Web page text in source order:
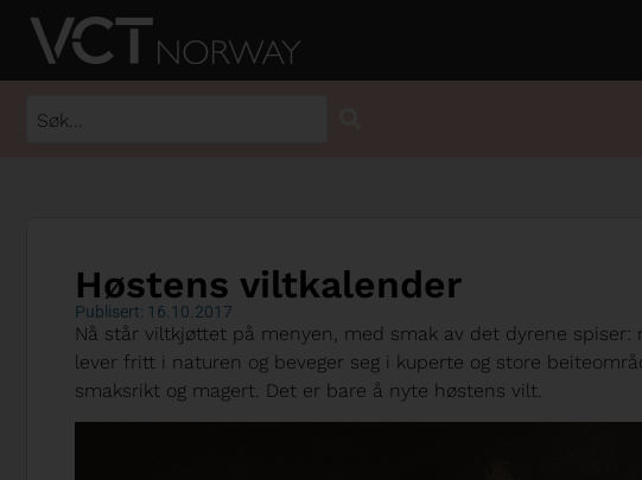
Høstens viltkalender
Publisert: 16.10.2017
Nå står viltkjøttet på menyen, med smak av det dyrene
lever fritt i naturen og beveger seg i kuperte og store
smaksrikt og magert. Det er bare å nyte høstens vilt.